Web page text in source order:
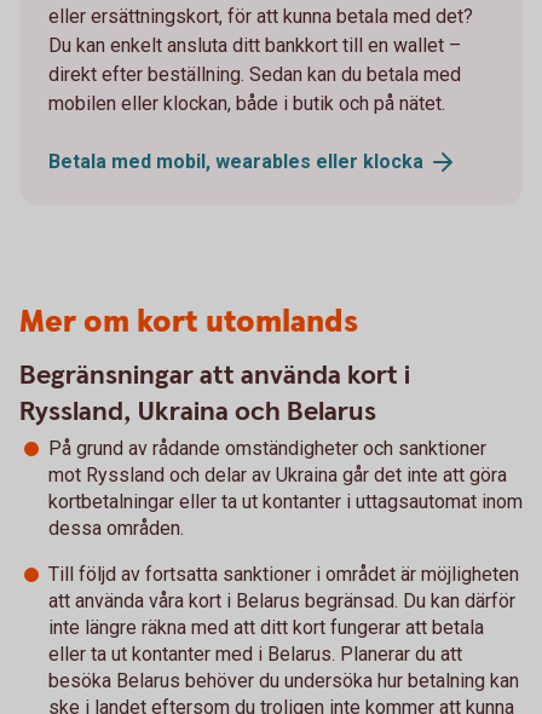
eller ersättningskort, för att kunna betala med det?
Du kan enkelt ansluta ditt bankkort till en wallet –
direkt efter beställning. Sedan kan du betala med
mobilen eller klockan, både i butik och på nätet.
Betala med mobil, wearables eller klocka
Mer om kort utomlands
Begränsningar att använda kort i
Ryssland, Ukraina och Belarus
På grund av rådande omständigheter och sanktioner
mot Ryssland och delar av Ukraina går det inte att göra
kortbetalningar eller ta ut kontanter i uttagsautomat inom
dessa områden.
Till följd av fortsatta sanktioner i området är möjligheten
att använda våra kort i Belarus begränsad. Du kan därför
inte längre räkna med att ditt kort fungerar att betala
eller ta ut kontanter med i Belarus. Planerar du att
besöka Belarus behöver du undersöka hur betalning kan
ske i landet eftersom du troligen inte kommer att kunna